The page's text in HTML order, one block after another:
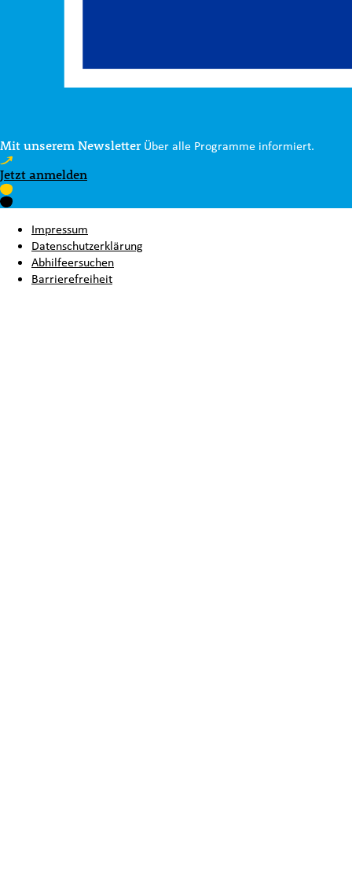
Mit unserem Newsletter Über alle Programme informiert.
Jetzt anmelden
Impressum
Datenschutzerklärung
Abhilfeersuchen
Barrierefreiheit